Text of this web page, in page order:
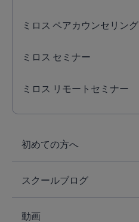
ミロス ペアカウンセリング
ミロス セミナー
ミロス リモートセミナー
初めての方へ
スクールブログ
動画